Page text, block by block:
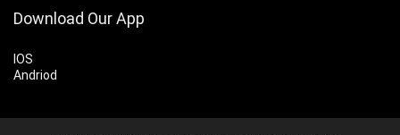
Download Our App
IOS
Andriod